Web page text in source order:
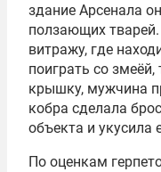
здание Арсенала
ползающих
витражу, где
поиграть со
крышку, мужчина
кобра сделала
объекта и укусила
По оценкам